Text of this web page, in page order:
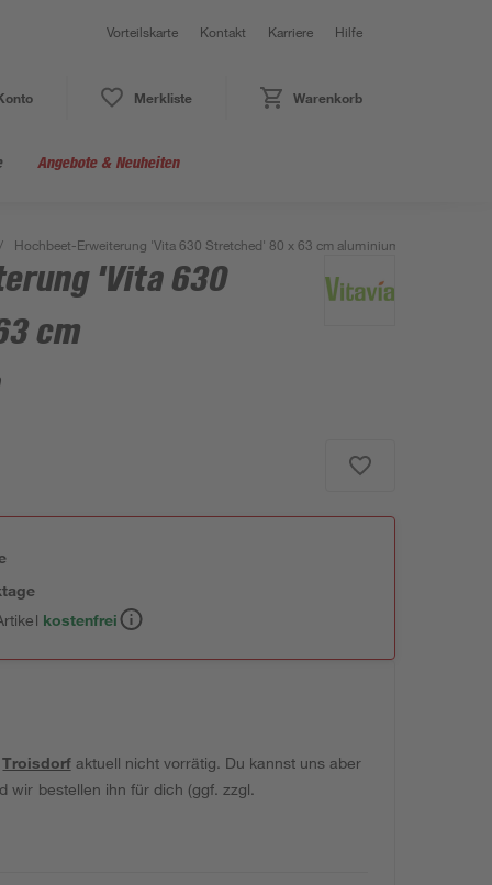
Vorteilskarte Kontakt Karriere Hilfe
Merkliste Warenkorb
Angebote & Neuheiten
/ Hochbeet-Erweiterung 'Vita 630 Stretched' 80 x 63 cm aluminiumfarben
'Vita 630
cm
kostenfrei
Troisdorfaktuell nicht vorrätig. Du kannst uns aber
wir bestellen ihn für dich (ggf. zzgl.